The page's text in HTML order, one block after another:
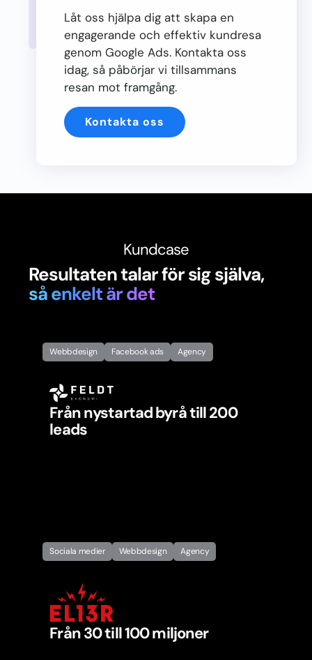
Låt oss hjälpa dig att skapa en
engagerande och effektiv kundresa
genom Google Ads. Kontakta oss
idag, så påbörjar vi tillsammans
resan mot framgång.
Kontakta oss
Kundcase
Resultaten talar för sig själva,
så enkelt är det
Webbdesign Facebook ads Agency
Från nystartad byrå till 200
leads
Sociala medier Webbdesign Agency
Från 30 till 100 miljoner